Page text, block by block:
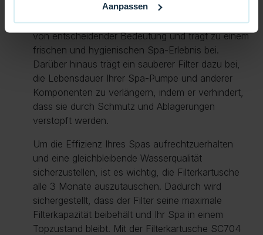
Aanpassen
die Entfernung von Verunreinigungen wie
Schmutz, Hautzellen und anderen Schadstoffen
von entscheidender Bedeutung und trägt zu einem
frischen und hygienischen Spa-Erlebnis bei.
Darüber hinaus trägt ein sauberer Filter dazu bei,
die Lebensdauer Ihrer Spa-Pumpe und anderer
Komponenten zu verlängern, indem er verhindert,
dass sie durch Schmutz und Ablagerungen
verstopft werden.
Um die Effizienz Ihres Spas aufrechtzuerhalten
und eine gleichbleibende Wasserqualität
sicherzustellen, ist es wichtig, die Filterkartusche
alle 3 Monate auszutauschen. Dadurch wird
sichergestellt, dass der Filter seine maximale
Filterkapazität beibehält und Ihr Spa in einem
Topzustand bleibt. Mit der Filterkartusche SC704